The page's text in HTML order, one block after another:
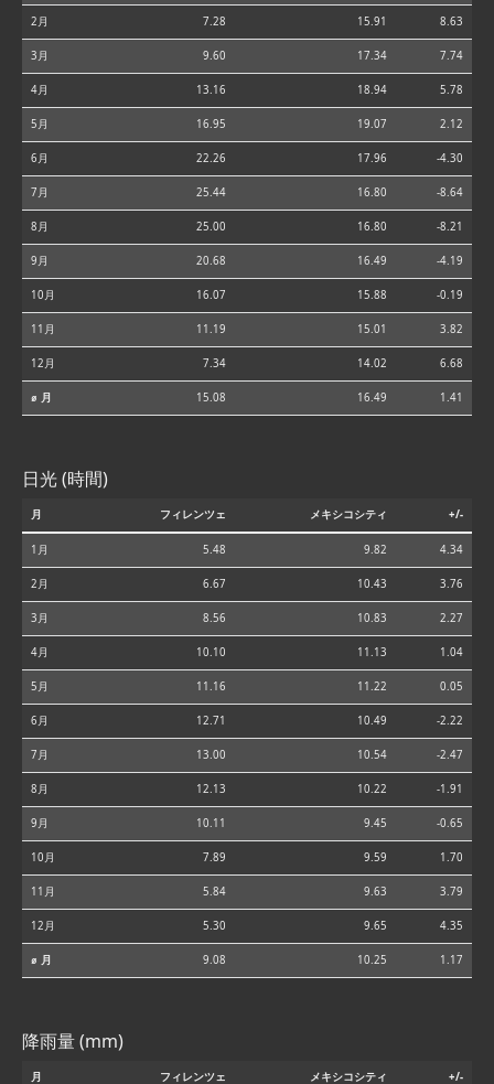
2月 7.28 15.91 8.63
3月 9.60 17.34 7.74
4月 13.16 18.94 5.78
5月 16.95 19.07 2.12
6月 22.26 17.96 -4.30
7月 25.44 16.80 -8.64
8月 25.00 16.80 -8.21
9月 20.68 16.49 -4.19
10月 16.07 15.88 -0.19
11月 11.19 15.01 3.82
12月 7.34 14.02 6.68
⌀ 月 15.08 16.49 1.41
日光 (時間)
月 フィレンツェ メキシコシティ +/-
1月 5.48 9.82 4.34
2月 6.67 10.43 3.76
3月 8.56 10.83 2.27
4月 10.10 11.13 1.04
5月 11.16 11.22 0.05
6月 12.71 10.49 -2.22
7月 13.00 10.54 -2.47
8月 12.13 10.22 -1.91
9月 10.11 9.45 -0.65
10月 7.89 9.59 1.70
11月 5.84 9.63 3.79
12月 5.30 9.65 4.35
⌀ 月 9.08 10.25 1.17
降雨量 (mm)
月 フィレンツェ メキシコシティ +/-